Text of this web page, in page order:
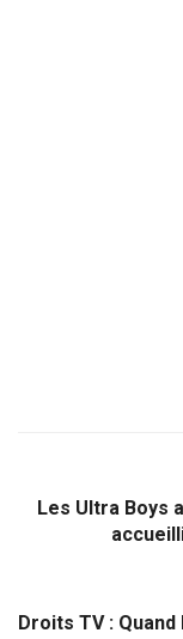
Les Ultra Boys
Droits TV :